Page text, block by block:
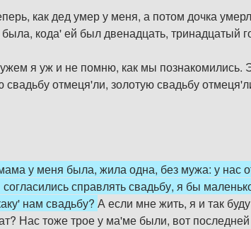
как дед умер у меня, а потом дочка
кода' ей был двенадцать, тринадцатый
я уж и не помню, как мы
отмеця'ли, золотую свадьбу
у меня была, жила одна, без мужа: у
справлять свадьбу, я бы
нам свадьбу?А если мне жить, я и так
Нас тоже трое у ма'ме были, вот